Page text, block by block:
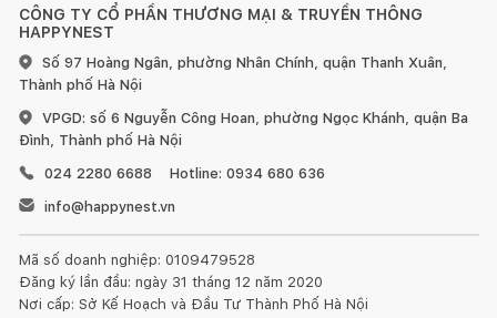
CÔNG TY CỔ PHẦN THƯƠNG MẠI & TRUYỀN THÔNG
HAPPYNEST
Số 97 Hoàng Ngân, phường Nhân Chính, quận Thanh Xuân,
Thành phố Hà Nội
VPGD: số 6 Nguyễn Công Hoan, phường Ngọc Khánh, quận Ba
Đình, Thành phố Hà Nội
024 2280 6688
Hotline: 0934 680 636
info@happynest.vn
Mã số doanh nghiệp: 0109479528
Đăng ký lần đầu: ngày 31 tháng 12 năm 2020
Nơi cấp: Sở Kế Hoạch và Đầu Tư Thành Phố Hà Nội